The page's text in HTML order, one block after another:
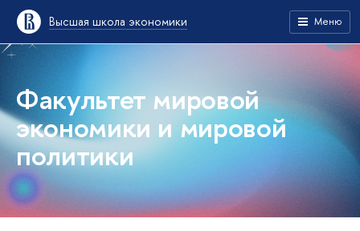
Высшая школа экономики Меню
Факультет мировой
экономики и мировой
политики